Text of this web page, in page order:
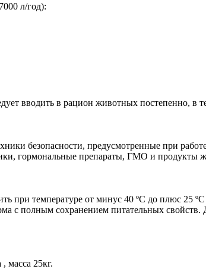
л/год):
вводить в рацион животных постепенно, в
безопасности, предусмотренные при
гормональные препараты, ГМО и продукты
при температуре от минус 40 ºС до плюс
с полным сохранением питательных
масса 25кг.